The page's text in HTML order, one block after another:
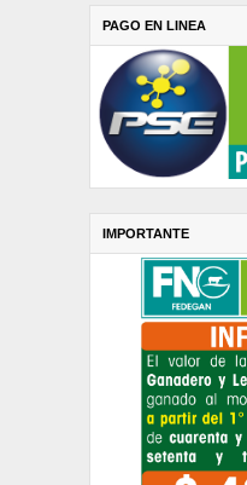
PAGO EN LINEA
IMPORTANTE